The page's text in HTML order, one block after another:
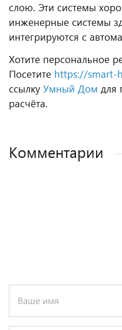
слою. Эти системы
инженерные системы
интегрируются с
Хотите персональное
Посетите https://smart-
ссылку Умный Дом для
расчёта.
Комментарии
Ваше имя